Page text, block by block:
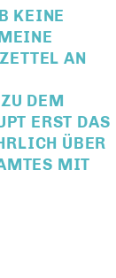
KEINE
AN
DEM
ERST DAS
ÜBER
MIT